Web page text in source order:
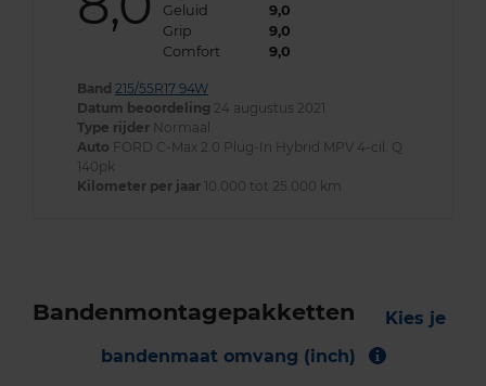
Geluid
9,0
Grip
9,0
Comfort
9,0
Band 215/55R17 94W
Datum beoordeling 24 augustus 2021
Type rijder Normaal
Auto FORD C-Max 2.0 Plug-In Hybrid MPV 4-cil. Q
140pk
Kilometer per jaar 10.000 tot 25.000 km
Bandenmontagepakketten
Kies je
bandenmaat omvang (inch)